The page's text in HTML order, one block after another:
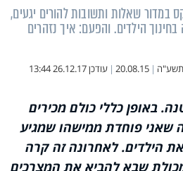
במדור שאלות ותשובות להורים יגעים,
הילדים. והפעם: איך נזהרים
|
20.08.15
| עודכן26.12.17 13:44
באופן כללי כולם מכירים
שאני פוחדת ממישהו שמגיע
הילדים. לאחרונה זה קרה
שבא להביא את המצרכים